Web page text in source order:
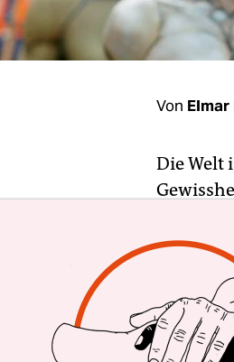
unterstützen
abo
Von
Die Welt
Parteien